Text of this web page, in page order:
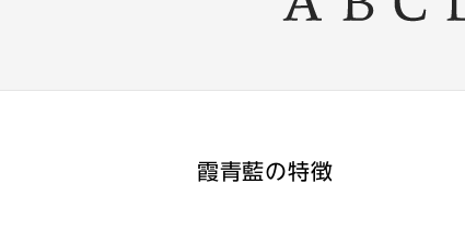
霞青藍の特徴